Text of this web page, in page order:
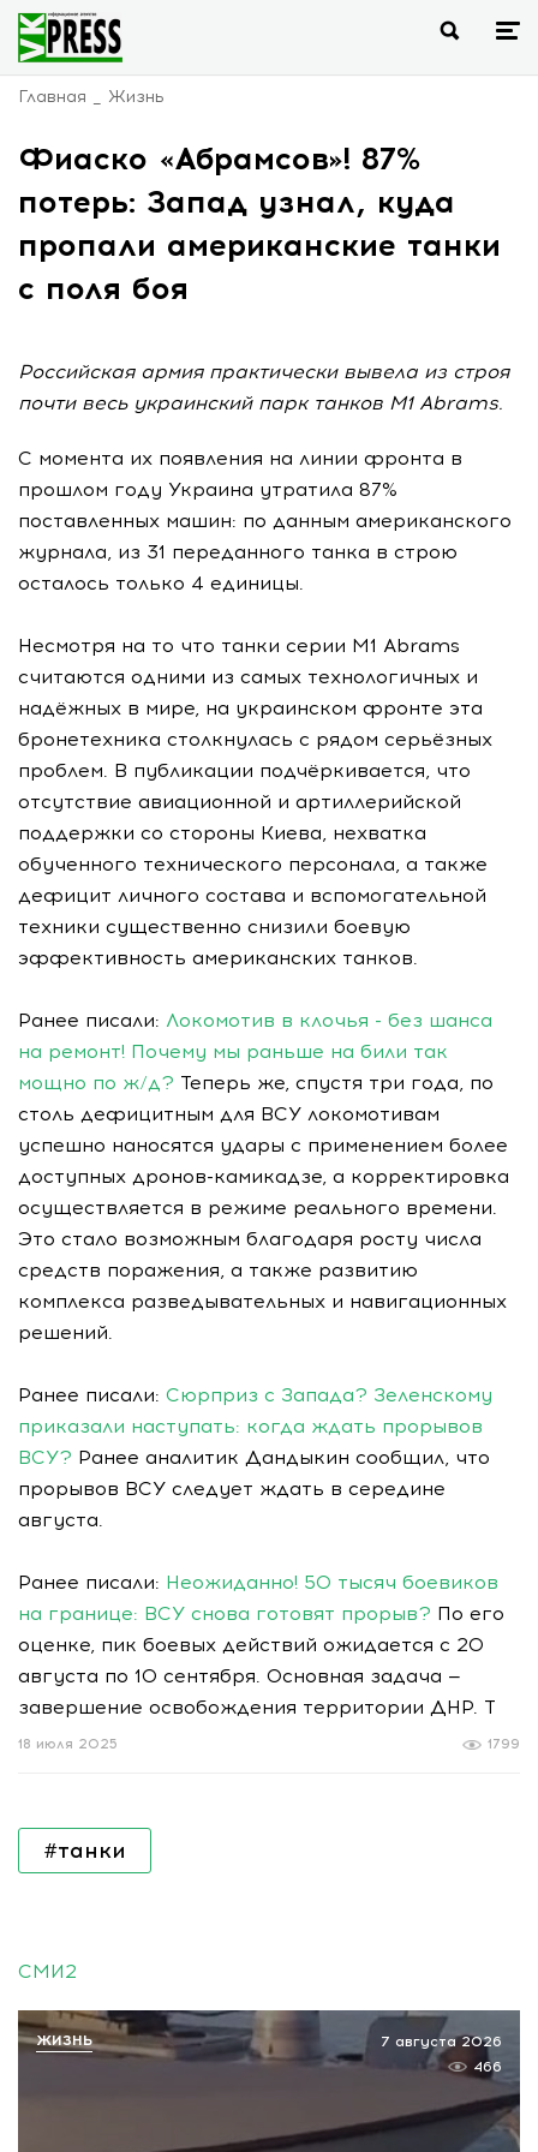
Главная Жизнь
Фиаско «Абрамсов»! 87%
потерь: Запад узнал, куда
пропали американские танки
с поля боя
Российская армия практически вывела из строя
почти весь украинский парк танков M1 Abrams.
С момента их появления на линии фронта в
прошлом году Украина утратила 87%
поставленных машин: по данным американского
журнала, из 31 переданного танка в строю
осталось только 4 единицы.
Несмотря на то что танки серии M1 Abrams
считаются одними из самых технологичных и
надёжных в мире, на украинском фронте эта
бронетехника столкнулась с рядом серьёзных
проблем. В публикации подчёркивается, что
отсутствие авиационной и артиллерийской
поддержки со стороны Киева, нехватка
обученного технического персонала, а также
дефицит личного состава и вспомогательной
техники существенно снизили боевую
эффективность американских танков.
Ранее писали: Локомотив в клочья - без шанса
на ремонт! Почему мы раньше на били так
мощно по ж/д? Теперь же, спустя три года, по
столь дефицитным для ВСУ локомотивам
успешно наносятся удары с применением более
доступных дронов-камикадзе, а корректировка
осуществляется в режиме реального времени.
Это стало возможным благодаря росту числа
средств поражения, а также развитию
комплекса разведывательных и навигационных
решений.
Ранее писали: Сюрприз с Запада? Зеленскому
приказали наступать: когда ждать прорывов
ВСУ? Ранее аналитик Дандыкин сообщил, что
прорывов ВСУ следует ждать в середине
августа.
Ранее писали: Неожиданно! 50 тысяч боевиков
на границе: ВСУ снова готовят прорыв? По его
оценке, пик боевых действий ожидается с 20
августа по 10 сентября. Основная задача —
завершение освобождения территории ДНР. Т
1799
18 июля 2025
#танки
СМИ2
7 августа 2026
466
ЖИЗНЬ